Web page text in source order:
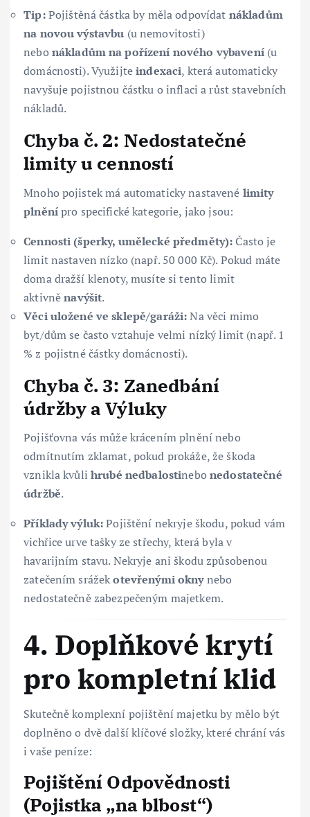
Tip:Pojištěná částka by měla odpovídat nákladům
na novou výstavbu (u nemovitosti)
nebonákladům na pořízení nového vybavení(u
domácnosti). Využijteindexaci, která automaticky
navyšuje pojistnou částku o inflaci a růst stavebních
nákladů.
Chyba č. 2: Nedostatečné
limity u cenností
Mnoho pojistek má automaticky nastavené limity
plněnípro specifické kategorie, jako jsou:
Cennosti (šperky, umělecké předměty): Často je
limit nastaven nízko (např. 50 000 Kč). Pokud máte
doma dražší klenoty, musíte si tento limit
aktivněnavýšit.
Věci uložené ve sklepě/garáži:Na věci mimo
byt/dům se často vztahuje velmi nízký limit (např. 1
% z pojistné částky domácnosti).
Chyba č. 3: Zanedbání
údržby a Výluky
Pojišťovna vás může krácením plnění nebo
odmítnutím zklamat, pokud prokáže, že škoda
vznikla kvůlihrubé nedbalostinebonedostatečné
údržbě.
Příklady výluk:Pojištění nekryje škodu, pokud vám
vichřice urve tašky ze střechy, která byla v
havarijním stavu. Nekryje ani škodu způsobenou
zatečením srážekotevřenými oknynebo
nedostatečně zabezpečeným majetkem.
4. Doplňkové krytí
pro kompletní klid
Skutečně komplexní pojištění majetku by mělo být
doplněno o dvě další klíčové složky, které chrání vás
i vaše peníze:
Pojištění Odpovědnosti
(Pojistka „na blbost“)